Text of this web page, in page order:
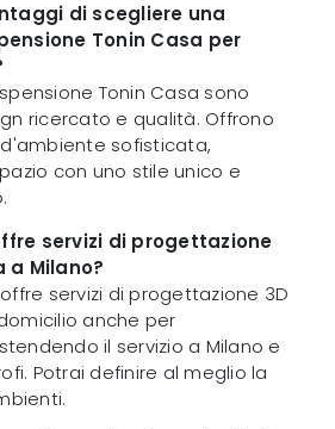
di scegliere una
Tonin Casa per
Tonin Casa sono
ricercato e qualità. Offrono
sofisticata,
con uno stile unico e
servizi di progettazione
a Milano?
offre servizi di progettazione 3D
anche per
il servizio a Milano e
Potrai definire al meglio la